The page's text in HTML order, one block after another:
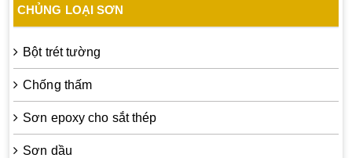
CHỦNG LOẠI SƠN
Bột trét tường
Chống thấm
Sơn epoxy cho sắt thép
Sơn dầu